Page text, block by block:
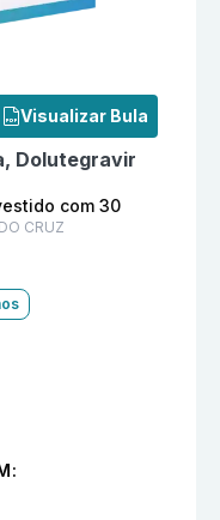
Visualizar Bula
Dolutegravir
com 30
CRUZ